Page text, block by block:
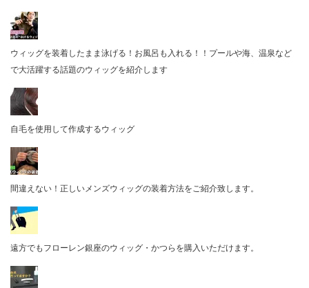
ウィッグを装着したまま泳げる！お風呂も入れる！！プールや海、温泉など
で大活躍する話題のウィッグを紹介します
自毛を使用して作成するウィッグ
間違えない！正しいメンズウィッグの装着方法をご紹介致します。
遠方でもフローレン銀座のウィッグ・かつらを購入いただけます。